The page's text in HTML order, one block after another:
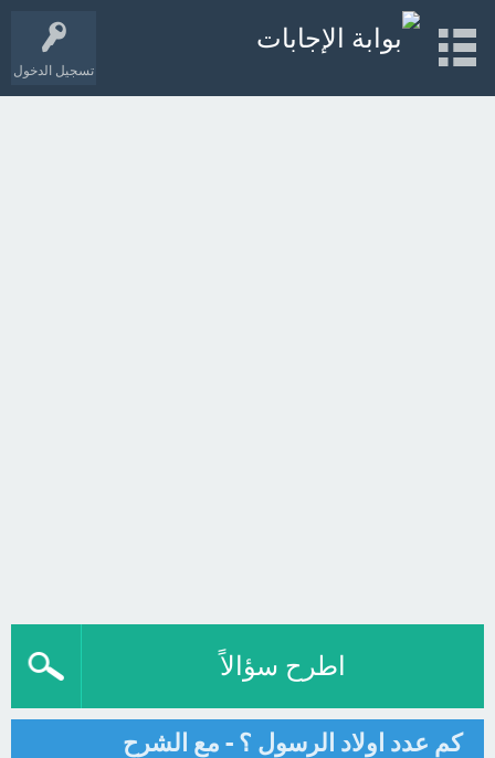
تسجيل الدخول
اطرح سؤالاً
كم عدد اولاد الرسول ؟ - مع الشرح